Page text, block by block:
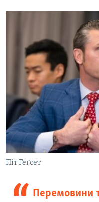
Піт Геґсет
Перемовини